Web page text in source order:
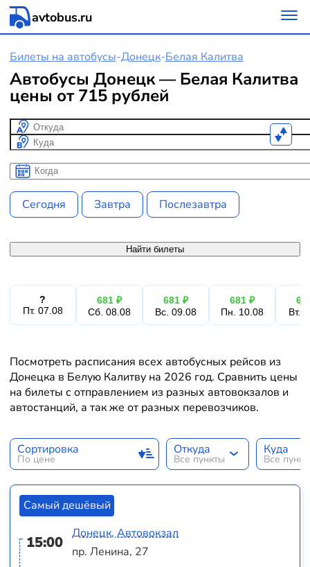
avtobus.ru
Билеты на автобусы-Донецк-Белая Калитва
Автобусы Донецк — Белая Калитва
цены от 715 рублей
Откуда
Куда
Когда
Когда
Сегодня Завтра Послезавтра
Найти билеты
?
Пт. 07.08
681 ₽
Сб. 08.08
681 ₽
Вс. 09.08
681 ₽
Пн. 10.08
Вт.
Посмотреть расписания всех автобусных рейсов из
Донецка в Белую Калитву на 2026 год. Сравнить цены
на билеты с отправлением из разных автовокзалов и
автостанций, а так же от разных перевозчиков.
Сортировка
По цене
Откуда
Все пункты
Куда
Все
Самый дешёвый
15:00
Донецк, Автовокзал
пр. Ленина, 27